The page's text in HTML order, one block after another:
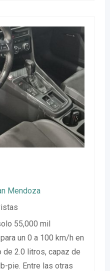
Mendoza
55,000 mil
un 0 a 100 km/h en
de 2.0 litros, capaz de
pie. Entre las otras